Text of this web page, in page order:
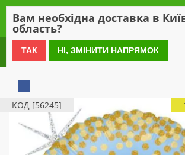
0 800 21 54 55
КОД [56245]
Вам необхідна доставка в
область?
ТАК НІ, ЗМІНИТИ НАПРЯМОК